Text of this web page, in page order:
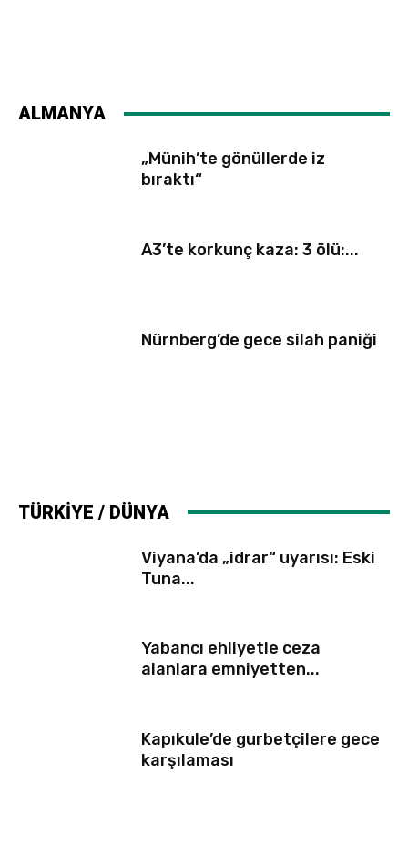
ALMANYA
„Münih’te gönüllerde iz
bıraktı“
A3’te korkunç kaza: 3 ölü:...
Nürnberg’de gece silah paniği
TÜRKİYE / DÜNYA
Viyana’da „idrar“ uyarısı: Eski
Tuna...
Yabancı ehliyetle ceza
alanlara emniyetten...
Kapıkule’de gurbetçilere gece
karşılaması